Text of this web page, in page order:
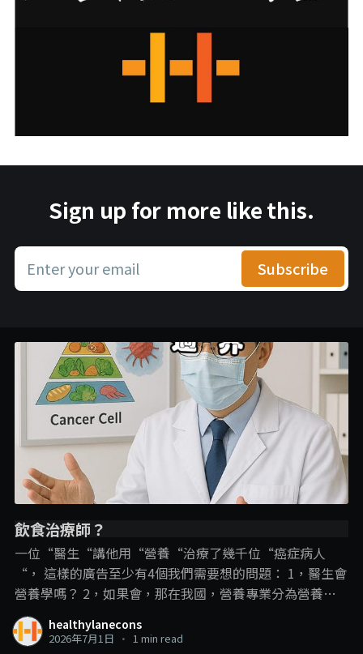
Sign up for more like this.
Enter your email Subscribe
飲食治療師？
一位“醫生“講他用“營養“治療了幾千位“癌症病人
“， 這樣的廣告至少有4個我們需要想的問題： 1，醫生會
營養學嗎？ 2，如果會，那在我國，營養專業分為營養師
和飲食治療師，那他是用哪一個專業內容？ 3，即使是飲
食治療師可以進行疾病的“飲食治療“，但在這裡，飲食
healthylanecons
2026年7月1日 • 1 min read